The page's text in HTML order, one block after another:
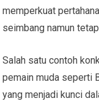
memperkuat
seimbang namun
Salah satu contoh
pemain muda seperti
yang menjadi kunci